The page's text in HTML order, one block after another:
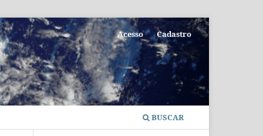
BUSCAR
Acesso Cadastro